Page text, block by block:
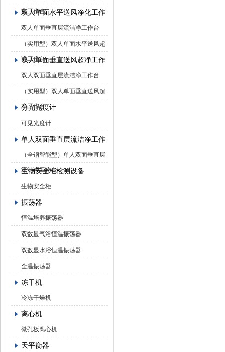
化工作台
双人单面水平送风净化工作台
双人单面垂直层流洁净工作台
（实用型）双人单面水平送风超
净工作台
双人单面垂直送风超净工作台
双人双面垂直层流洁净工作台
（实用型）双人单面垂直送风超
净工作台
分光光度计
可见光度计
单人双面垂直层流洁净工作台
（全钢智能型）单人双面垂直层
流洁净工作台
生物安全柜检测设备
生物安全柜
振荡器
恒温培养振荡器
双数显气浴恒温振荡器
双数显水浴恒温振荡器
全温振荡器
冻干机
冷冻干燥机
离心机
微孔板离心机
天平衡器